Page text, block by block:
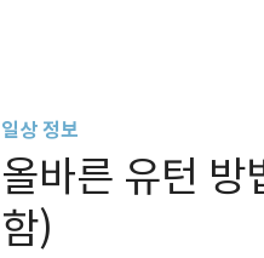
일상 정보
올바른 유턴
함)